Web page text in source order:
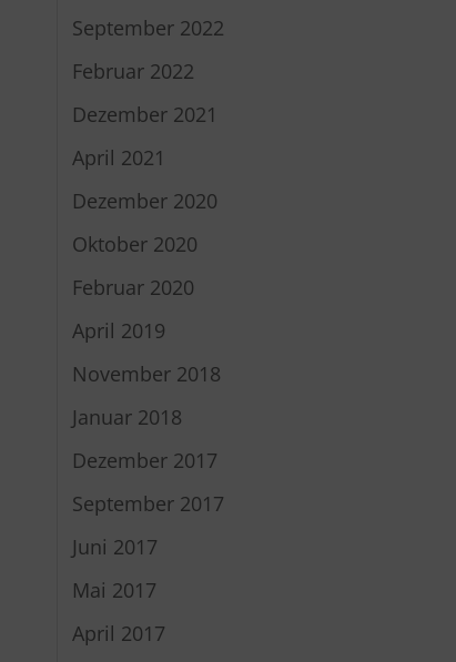
September 2022
Februar 2022
Dezember 2021
April 2021
Dezember 2020
Oktober 2020
Februar 2020
April 2019
November 2018
Januar 2018
Dezember 2017
September 2017
Juni 2017
Mai 2017
April 2017